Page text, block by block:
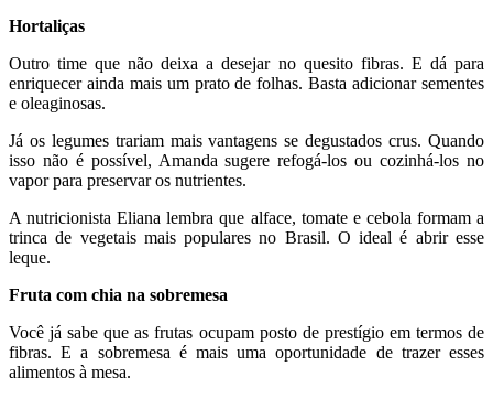
Hortaliças
Outro time que não deixa a desejar no quesito fibras. E dá para
enriquecer ainda mais um prato de folhas. Basta adicionar sementes
e oleaginosas.
Já os legumes trariam mais vantagens se degustados crus. Quando
isso não é possível, Amanda sugere refogá-los ou cozinhá-los no
vapor para preservar os nutrientes.
A nutricionista Eliana lembra que alface, tomate e cebola formam a
trinca de vegetais mais populares no Brasil. O ideal é abrir esse
leque.
Fruta com chia na sobremesa
Você já sabe que as frutas ocupam posto de prestígio em termos de
fibras. E a sobremesa é mais uma oportunidade de trazer esses
alimentos à mesa.